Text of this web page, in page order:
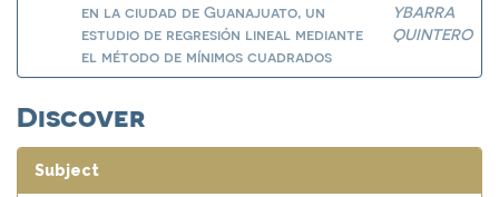
en la ciudad de Guanajuato, un
estudio de regresión lineal mediante
el método de mínimos cuadrados
YBARRA
QUINTERO
Discover
Subject